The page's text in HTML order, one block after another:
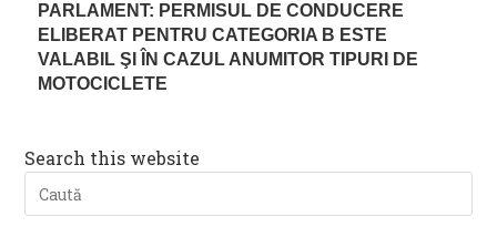
PARLAMENT: PERMISUL DE CONDUCERE
ELIBERAT PENTRU CATEGORIA B ESTE
VALABIL ŞI ÎN CAZUL ANUMITOR TIPURI DE
MOTOCICLETE
Search this website